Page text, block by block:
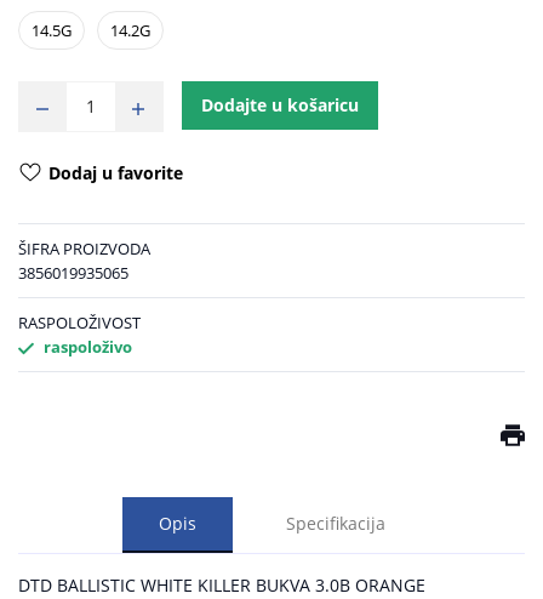
14.5G 14.2G
Dodajte u košaricu
Dodaj u favorite
ŠIFRA PROIZVODA
3856019935065
RASPOLOŽIVOST
raspoloživo
Opis Specifikacija
DTD BALLISTIC WHITE KILLER BUKVA 3.0B ORANGE